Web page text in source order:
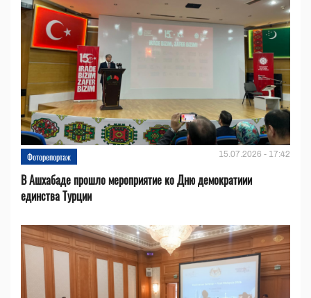
Фоторепортаж 15.07.2026 - 17:42
В Ашхабаде прошло мероприятие ко Дню демократиии
единства Турции